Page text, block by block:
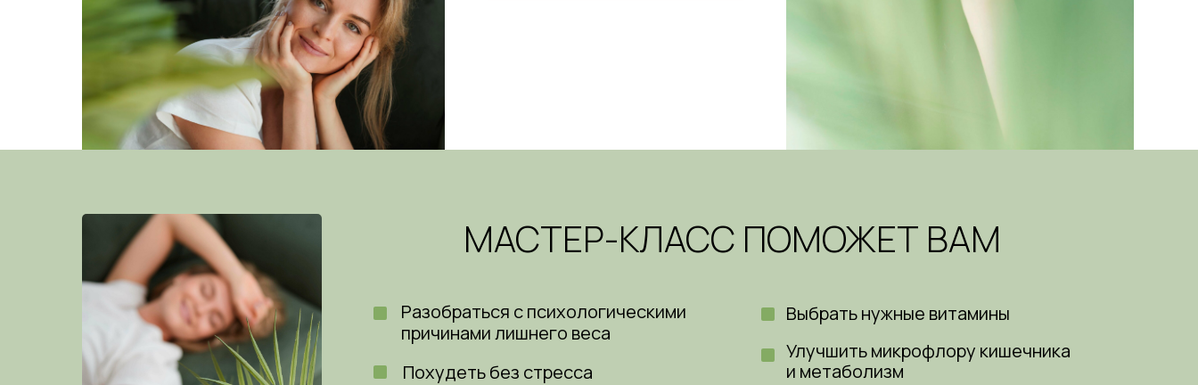
МАСТЕР-КЛАСС ПОМОЖЕТ ВАМ
Разобраться с психологическими
причинами лишнего веса
Выбрать нужные витамины
Похудеть без стресса
Улучшить микрофлору кишечника
и метаболизм